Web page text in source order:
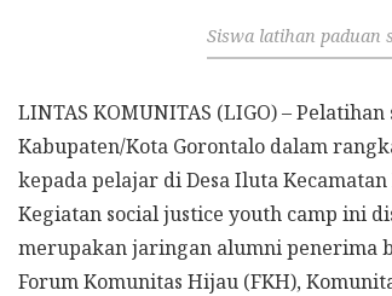
Siswa latihan paduan
LINTAS KOMUNITAS (LIGO) –
Kabupaten/Kota Gorontalo dalam
kepada pelajar di Desa Iluta
Kegiatan social justice youth camp ini
merupakan jaringan alumni penerima
Forum Komunitas Hijau (FKH),